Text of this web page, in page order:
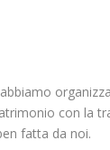
con la
fatta da noi.